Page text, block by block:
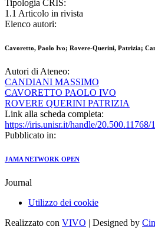
Tipologia CRIS:
1.1 Articolo in rivista
Elenco autori:
Cavoretto, Paolo Ivo; Rovere-Querini, Patrizia;
Autori di Ateneo:
CANDIANI MASSIMO
CAVORETTO PAOLO IVO
ROVERE QUERINI PATRIZIA
Link alla scheda completa:
https://iris.unisr.it/handle/20.500.11768/
Pubblicato in:
JAMA NETWORK OPEN
Journal
Utilizzo dei cookie
Realizzato con VIVO | Designed by